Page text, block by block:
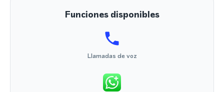
Funciones disponibles
Llamadas de voz